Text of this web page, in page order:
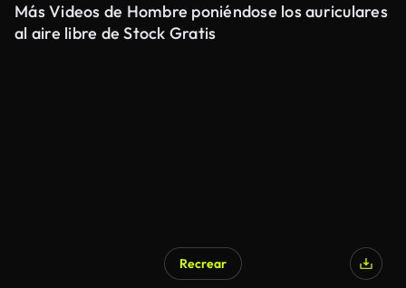
Más Videos de Hombre poniéndose los auriculares
al aire libre de Stock Gratis
Recrear